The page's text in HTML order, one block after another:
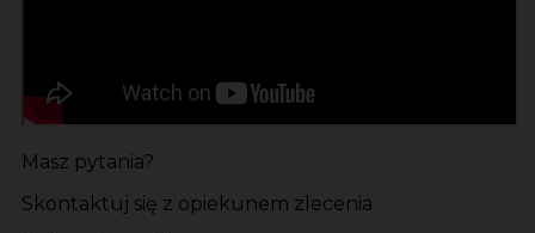
Masz pytania?
Skontaktuj się z opiekunem zlecenia